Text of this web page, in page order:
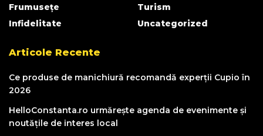
Frumusețe
Infidelitate
Turism
Uncategorized
Articole Recente
Ce produse de manichiură recomandă experții Cupio în
2026
HelloConstanta.ro urmărește agenda de evenimente și
noutățile de interes local